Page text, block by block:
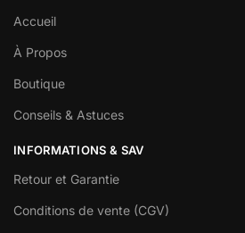
Accueil
À Propos
Boutique
Conseils & Astuces
INFORMATIONS & SAV
Retour et Garantie
Conditions de vente (CGV)